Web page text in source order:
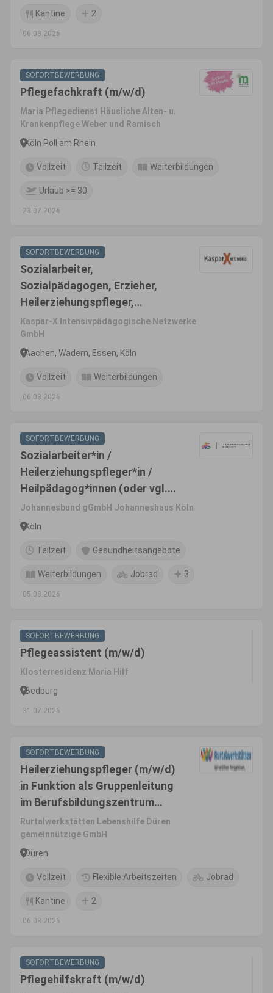
Kantine 2
06.08.2026
SOFORTBEWERBUNG
Pflegefachkraft (m/w/d)
Maria Pflegedienst Häusliche Alten- u.
Krankenpflege Weber und Ramisch
Köln Poll am Rhein
Vollzeit Teilzeit Weiterbildungen
Urlaub >= 30
23.07.2026
SOFORTBEWERBUNG
Sozialarbeiter,
Sozialpädagogen, Erzieher,
Heilerziehungspfleger,
pädagogische Fachkräfte
(m/w/d)
Kaspar-X Intensivpädagogische Netzwerke
GmbH
Aachen, Wadern, Essen, Köln
Vollzeit Weiterbildungen
06.08.2026
SOFORTBEWERBUNG
Sozialarbeiter*in /
Heilerziehungspfleger*in /
Heilpädagog*innen (oder vgl.)
(m/w/d)
Johannesbund gGmbH Johanneshaus Köln
Köln
Teilzeit Gesundheitsangebote
Weiterbildungen Jobrad 3
05.08.2026
SOFORTBEWERBUNG
Pflegeassistent (m/w/d)
Klosterresidenz Maria Hilf
Bedburg
31.07.2026
SOFORTBEWERBUNG
Heilerziehungspfleger (m/w/d)
in Funktion als Gruppenleitung
im Berufsbildungszentrum
(BS7) für das
Eingangsverfahren
Rurtalwerkstätten Lebenshilfe Düren
gemeinnützige GmbH
Düren
Vollzeit Flexible Arbeitszeiten Jobrad
Kantine 2
06.08.2026
SOFORTBEWERBUNG
Pflegehilfskraft (m/w/d)